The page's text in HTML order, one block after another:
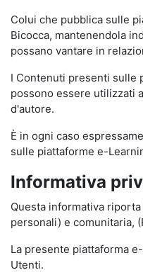
Colui che pubblica sulle
Bicocca, mantenendola
possano vantare in
I Contenuti presenti sulle
possono essere utilizzati
d'autore.
È in ogni caso
sulle piattaforme e-
Informativa
Questa informativa
personali) e comunitaria,
La presente piattaforma
Utenti.